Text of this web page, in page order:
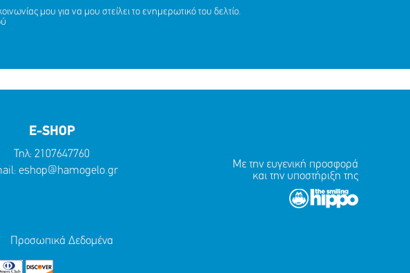
μου για να μου στείλει το ενημερωτικό του δελτίο.
E-SHOP
Τηλ: 2107647760
eshop@hamogelo.gr
Με την ευγενική προσφορά
και την υποστήριξη της
Προσωπικά Δεδομένα